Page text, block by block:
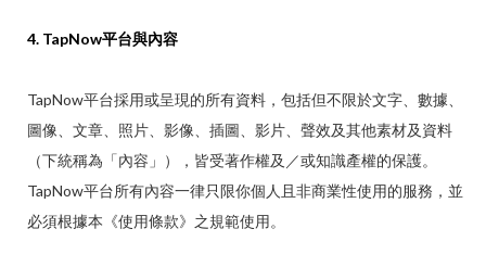
4. TapNow平台與內容
TapNow平台採用或呈現的所有資料，包括但不限於文字、數據、
圖像、文章、照片、影像、插圖、影片、聲效及其他素材及資料
（下統稱為「內容」），皆受著作權及／或知識產權的保護。
TapNow平台所有內容一律只限你個人且非商業性使用的服務，並
必須根據本《使用條款》之規範使用。